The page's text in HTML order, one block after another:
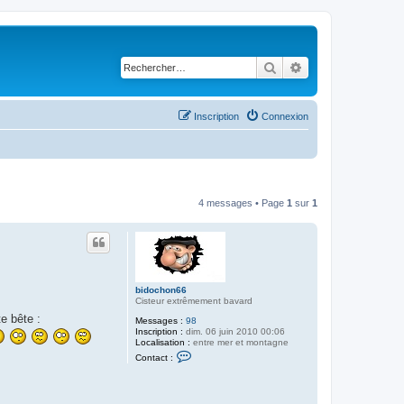
Rechercher
Connexion
Inscription
4 messages • Page 1 sur 1
bidochon66
Cisteur extrêmement bavard
Messages : 98
Inscription : dim. 06 juin 2010 00:06
Localisation : entre mer et montagne
Contact :
bête :